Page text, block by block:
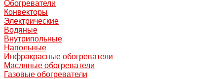
Обогреватели
Конвекторы
Электрические
Водяные
Внутрипольные
Напольные
Инфракрасные обогреватели
Масляные обогреватели
Газовые обогреватели